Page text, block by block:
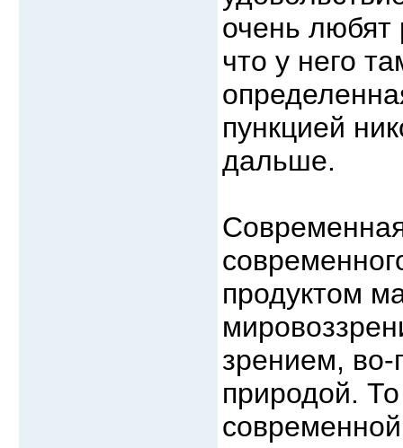
очень любят
что у него
пункцией
дальше.
продуктом
зрением, во-
природой.